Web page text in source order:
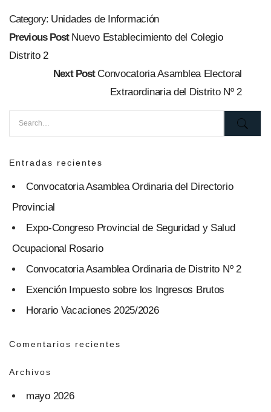
Category: Unidades de Información​
Previous Post Nuevo Establecimiento del Colegio
Distrito 2
Next Post Convocatoria Asamblea Electoral
Extraordinaria del Distrito Nº 2
Entradas recientes
Convocatoria Asamblea Ordinaria del Directorio
Provincial
Expo-Congreso Provincial de Seguridad y Salud
Ocupacional Rosario
Convocatoria Asamblea Ordinaria de Distrito Nº 2
Exención Impuesto sobre los Ingresos Brutos
Horario Vacaciones 2025/2026
Comentarios recientes
Archivos
mayo 2026